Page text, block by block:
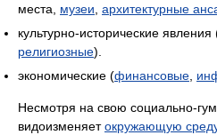
места, музеи архитектурные
культурно-исторические явления
религиозные).
экономические (финансовые
Несмотря на свою социально-
видоизменяетокружающую